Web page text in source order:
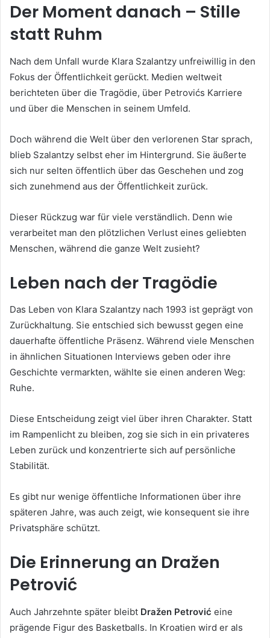
Der Moment danach – Stille
statt Ruhm
Nach dem Unfall wurde Klara Szalantzy unfreiwillig in den
Fokus der Öffentlichkeit gerückt. Medien weltweit
berichteten über die Tragödie, über Petrovićs Karriere
und über die Menschen in seinem Umfeld.
Doch während die Welt über den verlorenen Star sprach,
blieb Szalantzy selbst eher im Hintergrund. Sie äußerte
sich nur selten öffentlich über das Geschehen und zog
sich zunehmend aus der Öffentlichkeit zurück.
Dieser Rückzug war für viele verständlich. Denn wie
verarbeitet man den plötzlichen Verlust eines geliebten
Menschen, während die ganze Welt zusieht?
Leben nach der Tragödie
Das Leben von Klara Szalantzy nach 1993 ist geprägt von
Zurückhaltung. Sie entschied sich bewusst gegen eine
dauerhafte öffentliche Präsenz. Während viele Menschen
in ähnlichen Situationen Interviews geben oder ihre
Geschichte vermarkten, wählte sie einen anderen Weg:
Ruhe.
Diese Entscheidung zeigt viel über ihren Charakter. Statt
im Rampenlicht zu bleiben, zog sie sich in ein privateres
Leben zurück und konzentrierte sich auf persönliche
Stabilität.
Es gibt nur wenige öffentliche Informationen über ihre
späteren Jahre, was auch zeigt, wie konsequent sie ihre
Privatsphäre schützt.
Die Erinnerung an Dražen
Petrović
Auch Jahrzehnte später bleibt Dražen Petrović eine
prägende Figur des Basketballs. In Kroatien wird er als